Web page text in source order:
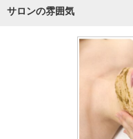
サロンの雰囲気